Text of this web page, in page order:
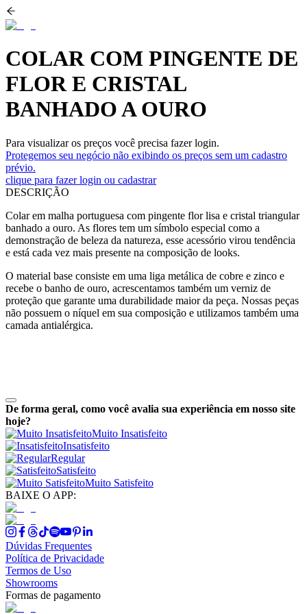
COLAR COM PINGENTE DE
FLOR E CRISTAL
BANHADO A OURO
Para visualizar os preços você precisa fazer login.
Protegemos seu negócio não exibindo os preços sem um cadastro
prévio.
clique para fazer login ou cadastrar
DESCRIÇÃO
Colar em malha portuguesa com pingente flor lisa e cristal triangular
banhado a ouro. As flores tem um símbolo especial como a
demonstração de beleza da natureza, esse acessório virou tendência
e está cada vez mais presente na composição de looks.
O material base consiste em uma liga metálica de cobre e zinco e
recebe o banho de ouro, acrescentamos também um verniz de
proteção que garante uma durabilidade maior da peça. Nossas peças
não possuem o níquel em sua composição e utilizamos também uma
camada antialérgica.
De forma geral, como você avalia sua experiência em nosso site
hoje?
Muito Insatisfeito
Insatisfeito
Regular
Satisfeito
Muito Satisfeito
BAIXE O APP:
Dúvidas Frequentes
Política de Privacidade
Termos de Uso
Showrooms
Formas de pagamento